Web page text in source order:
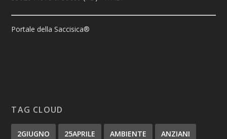
Portale della Saccisica®
TAG CLOUD
2GIUGNO 25APRILE AMBIENTE ANZIANI